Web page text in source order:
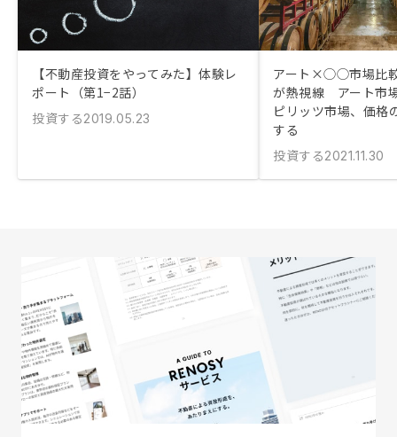
【不動産投資をやってみた】体験レ
ポート（第1−2話）
投資する2019.05.23
アート×◯◯市場比
が熱視線 アート市
ピリッツ市場、価格
する
投資する2021.11.30